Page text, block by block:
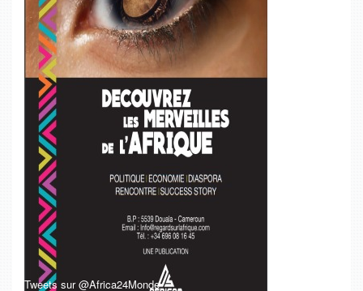
Tweets sur @Africa24Monde